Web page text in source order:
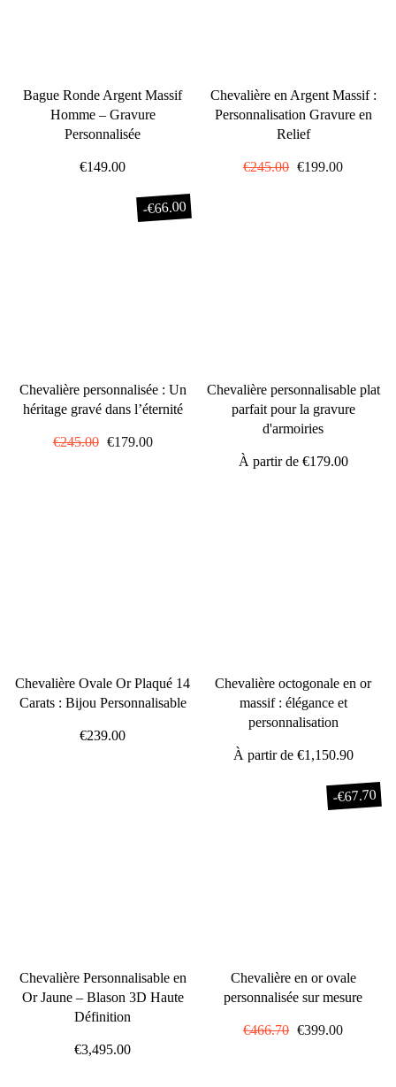
Bague Ronde Argent Massif
Homme – Gravure
Personnalisée
€149.00
Chevalière en Argent Massif :
Personnalisation Gravure en
Relief
Prix
€245.00 Prix
€199.00
-€66.00
Chevalière personnalisée : Un
héritage gravé dans l’éternité
Prix
€245.00 Prix
€179.00
Chevalière personnalisable plat
parfait pour la gravure
d'armoiries
À partir de €179.00
Chevalière Ovale Or Plaqué 14
Carats : Bijou Personnalisable
€239.00
Chevalière octogonale en or
massif : élégance et
personnalisation
À partir de €1,150.90
Chevalière Personnalisable en
Or Jaune – Blason 3D Haute
Définition
€3,495.00
-€67.70
Chevalière en or ovale
personnalisée sur mesure
Prix
€466.70 Prix
€399.00